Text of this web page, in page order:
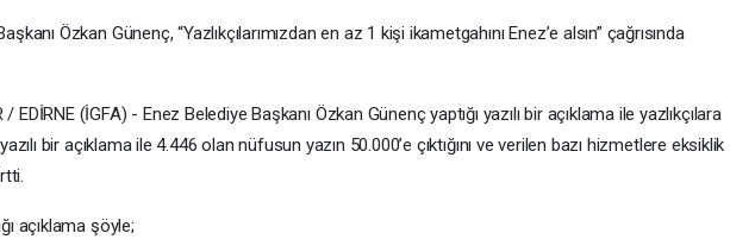
Özkan Günenç, “Yazlıkçılarımızdan en az 1 kişi ikametgahını Enez’e alsın” çağrısında
EDİRNE (İGFA) - Enez Belediye Başkanı Özkan Günenç yaptığı yazılı bir açıklama ile yazlıkçılara
bir açıklama ile 4.446 olan nüfusun yazın 50.000’e çıktığını ve verilen bazı hizmetlere eksiklik
açıklama şöyle;